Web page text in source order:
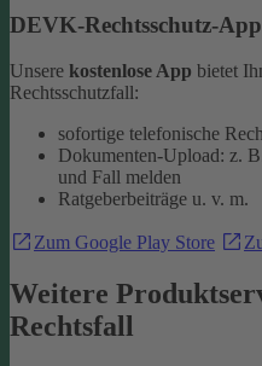
DEVK-Rechtsschutz-App
Unsere kostenlose App bietet
Rechtsschutzfall:
sofortige telefonische
Dokumenten-Upload: z.
und Fall melden
Ratgeberbeiträge u. v. m.
Zum Google Play Store
Weitere
Rechtsfall